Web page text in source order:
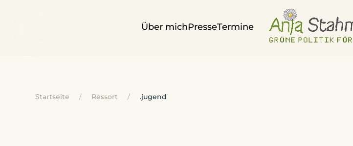
Über michPresseTermine
Startseite Ressort .jugend